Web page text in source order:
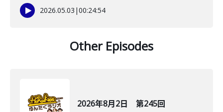
2026.05.03 |00:24:54
Other Episodes
2026年8月2日 第245回